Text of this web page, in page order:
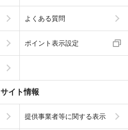
よくある質問
ポイント表示設定
サイト情報
提供事業者等に関する表示